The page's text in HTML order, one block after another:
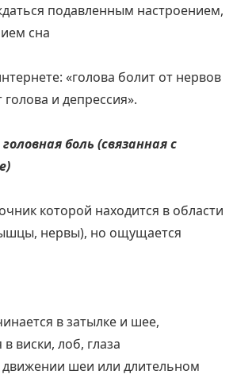
подавленным настроением,
сна
«голова болит от нервов
голова и депрессия».
боль (связанная с
которой находится в области
нервы), но ощущается
в затылке и шее,
виски, лоб, глаза
движении шеи или длительном